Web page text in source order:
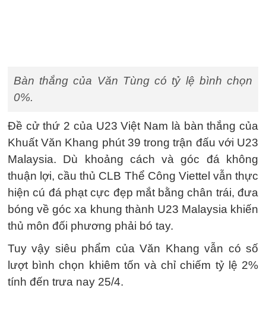
Bàn thắng của Văn Tùng có tỷ lệ bình chọn
0%.
Đề cử thứ 2 của U23 Việt Nam là bàn thắng của
Khuất Văn Khang phút 39 trong trận đấu với U23
Malaysia. Dù khoảng cách và góc đá không
thuận lợi, cầu thủ CLB Thể Công Viettel vẫn thực
hiện cú đá phạt cực đẹp mắt bằng chân trái, đưa
bóng về góc xa khung thành U23 Malaysia khiến
thủ môn đối phương phải bó tay.
Tuy vậy siêu phẩm của Văn Khang vẫn có số
lượt bình chọn khiêm tốn và chỉ chiếm tỷ lệ 2%
tính đến trưa nay 25/4.